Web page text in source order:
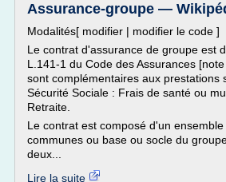
Assurance-groupe —
Modalités[ modifier | modifier le code ]
Le contrat d'assurance de groupe est
L.141-1 du Code des Assurances
sont complémentaires aux prestations
Sécurité Sociale : Frais de santé ou
Retraite.
Le contrat est composé d'un
communes ou base ou socle du
deux...
Lire la suite